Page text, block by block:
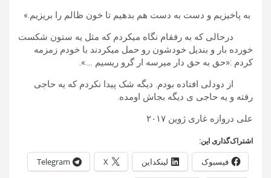
به پاخیزیم و دست به دست هم بدهیم تا خون ظالم را بریزیم.»
درحالی که به رفقام نگاه میکردم که مثل یه ستون شکست
خورده بار و بندیل خودشون رو حمل میکردند با خودم زمزمه
کردم :«حق به حق دار میرسه ار گرو ریسیم ….».
از دودلی افتاده بودم. دیگه شک پیدا نکردم که یه حاجی
رفته و یه حاجی ی دیگه بجاش اومده.
علی دروازه غاری ژوین ۲۰۱۷
اشتراک‌گذاری این:
فیسبوک لینکداین X
Telegram